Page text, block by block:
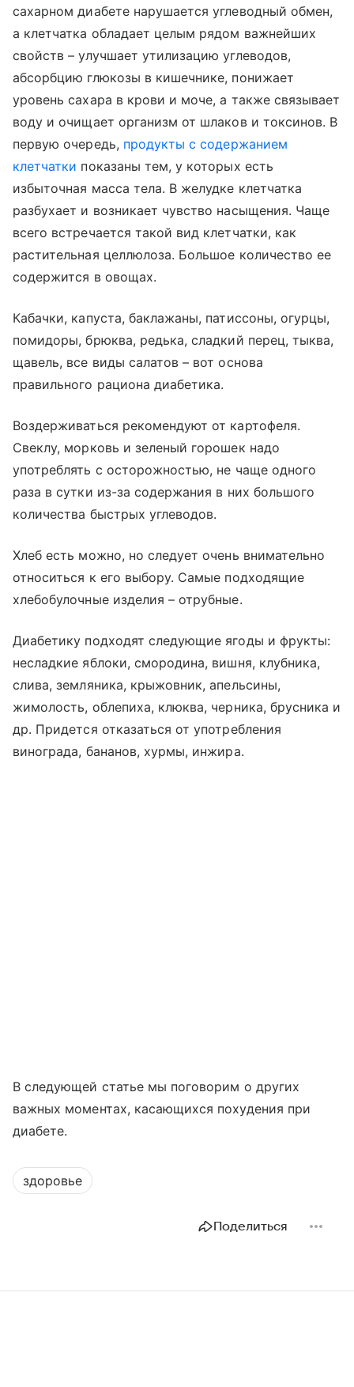
сахарном диабете нарушается углеводный обмен,
а клетчатка обладает целым рядом важнейших
свойств – улучшает утилизацию углеводов,
абсорбцию глюкозы в кишечнике, понижает
уровень сахара в крови и моче, а также связывает
воду и очищает организм от шлаков и токсинов. В
первую очередь, продукты с содержанием
клетчатки показаны тем, у которых есть
избыточная масса тела. В желудке клетчатка
разбухает и возникает чувство насыщения. Чаще
всего встречается такой вид клетчатки, как
растительная целлюлоза. Большое количество ее
содержится в овощах.
Кабачки, капуста, баклажаны, патиссоны, огурцы,
помидоры, брюква, редька, сладкий перец, тыква,
щавель, все виды салатов – вот основа
правильного рациона диабетика.
Воздерживаться рекомендуют от картофеля.
Свеклу, морковь и зеленый горошек надо
употреблять с осторожностью, не чаще одного
раза в сутки из-за содержания в них большого
количества быстрых углеводов.
Хлеб есть можно, но следует очень внимательно
относиться к его выбору. Самые подходящие
хлебобулочные изделия – отрубные.
Диабетику подходят следующие ягоды и фрукты:
несладкие яблоки, смородина, вишня, клубника,
слива, земляника, крыжовник, апельсины,
жимолость, облепиха, клюква, черника, брусника и
др. Придется отказаться от употребления
винограда, бананов, хурмы, инжира.
В следующей статье мы поговорим о других
важных моментах, касающихся похудения при
диабете.
здоровье
Поделиться